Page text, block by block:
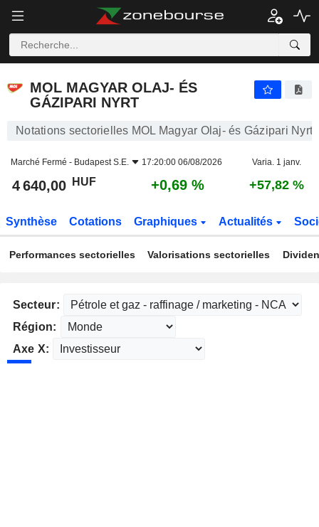
MOL MAGYAR OLAJ- ÉS
GÁZIPARI NYRT
Notations sectorielles MOL Magyar Olaj- és Gázipari Nyrt
Marché Fermé - Budapest S.E. 17:20:00 06/08/2026 Varia. 1 janv.
4 640,00 HUF +0,69 % +57,82 %
Synthèse Cotations Graphiques Actualités
Performances sectorielles Valorisations sectorielles
Secteur:
Région:
Axe X: